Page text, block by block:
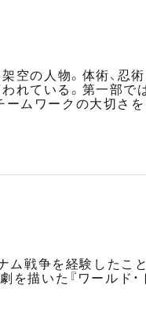
人物。体術、忍術
ている。第一部で
ームワークの大切
戦争を経験したこ
描いた『ワールド・